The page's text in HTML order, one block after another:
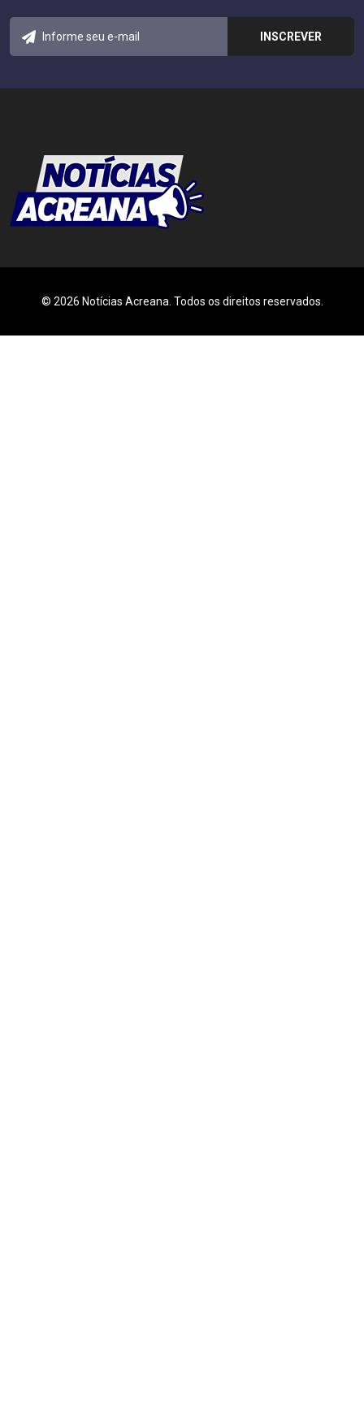
© 2026 Notícias Acreana. Todos os direitos reservados.